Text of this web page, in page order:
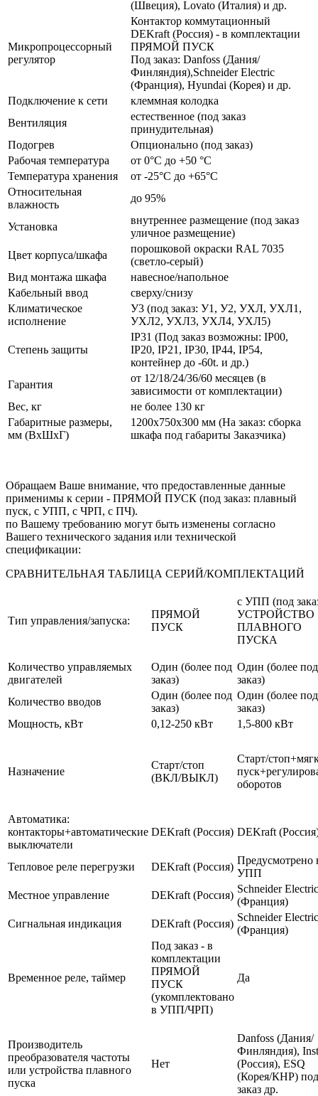
(Швеция), Lovato (Италия) и др.
Микропроцессорный
регулятор
Контактор коммутационный
DEKraft (Россия) - в комплектации
ПРЯМОЙ ПУСК
Под заказ: Danfoss (Дания/
Финляндия),Schneider Electric
(Франция), Hyundai (Корея) и др.
Подключение к сети
клеммная колодка
Вентиляция
естественное (под заказ
принудительная)
Подогрев
Опционально (под заказ)
Рабочая температура
от 0°C до +50 °C
Температура хранения
от -25°C до +65°C
Относительная
влажность
до 95%
Установка
внутреннее размещение (под заказ
уличное размещение)
Цвет корпуса/шкафа
порошковой окраски RAL 7035
(светло-серый)
Вид монтажа шкафа
навесное/напольное
Кабельный ввод
сверху/снизу
Климатическое
исполнение
У3 (под заказ: У1, У2, УХЛ, УХЛ1,
УХЛ2, УХЛ3, УХЛ4, УХЛ5)
Степень защиты
IP31 (Под заказ возможны: IP00,
IP20, IP21, IP30, IP44, IP54,
контейнер до -60t. и др.)
Гарантия
от 12/18/24/36/60 месяцев (в
зависимости от комплектации)
Вес, кг
не более 130 кг
Габаритные размеры,
мм (ВхШхГ)
1200х750х300 мм (На заказ: сборка
шкафа под габариты Заказчика)
Обращаем Ваше внимание, что предоставленные данные
применимы к серии - ПРЯМОЙ ПУСК (под заказ: плавный
пуск, с УПП, с ЧРП, с ПЧ).
по Вашему требованию могут быть изменены согласно
Вашего технического задания или технической
спецификации:
СРАВНИТЕЛЬНАЯ ТАБЛИЦА СЕРИЙ/КОМПЛЕКТАЦИЙ
Тип управления/запуска:
ПРЯМОЙ
ПУСК
с УПП (под
УСТРОЙСТВО
ПЛАВНОГО
ПУСКА
Количество управляемых
двигателей
Один (более под
заказ)
Один (более под
заказ)
Количество вводов
Один (более под
заказ)
Один (более под
заказ)
Мощность, кВт
0,12-250 кВт 1,5-800 кВт
Назначение
Старт/стоп
(ВКЛ/ВЫКЛ)
Старт/
оборотов
Автоматика:
контакторы+автоматические
выключатели
DEKraft (Россия) DEKraft
Тепловое реле перегрузки DEKraft (Россия)
Предусмотрено
УПП
Местное управление
DEKraft (Россия)
Schneider Electric
(Франция)
Сигнальная индикация
DEKraft (Россия)
Schneider Electric
(Франция)
Временное реле, таймер
Под заказ - в
комплектации
ПРЯМОЙ
ПУСК
(укомплектовано
в УПП/ЧРП)
Да
Производитель
преобразователя частоты
или устройства плавного
пуска
Нет
Danfoss (Дания/
Финляндия),
(Россия), ESQ
(Корея/КНР) под
заказ др.